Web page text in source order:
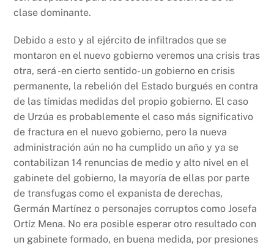
clase dominante.
Debido a esto y al ejército de infiltrados que se
montaron en el nuevo gobierno veremos una crisis tras
otra, será -en cierto sentido- un gobierno en crisis
permanente, la rebelión del Estado burgués en contra
de las tímidas medidas del propio gobierno. El caso
de Urzúa es probablemente el caso más significativo
de fractura en el nuevo gobierno, pero la nueva
administración aún no ha cumplido un año y ya se
contabilizan 14 renuncias de medio y alto nivel en el
gabinete del gobierno, la mayoría de ellas por parte
de transfugas como el expanista de derechas,
Germán Martínez o personajes corruptos como Josefa
Ortíz Mena. No era posible esperar otro resultado con
un gabinete formado, en buena medida, por presiones